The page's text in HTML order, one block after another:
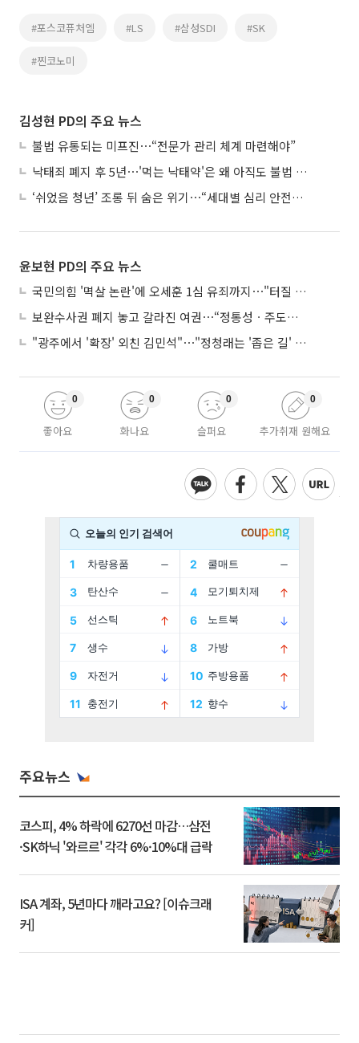
#포스코퓨처엠 #LS #삼성SDI #SK
#찐코노미
김성현 PD의 주요 뉴스
불법 유통되는 미프진⋯“전문가 관리 체계 마련해야”
낙태죄 폐지 후 5년⋯'먹는 낙태약'은 왜 아직도 불법 유통되나
‘쉬었음 청년’ 조롱 뒤 숨은 위기⋯“세대별 심리 안전망 시급”
윤보현 PD의 주요 뉴스
국민의힘 '멱살 논란'에 오세훈 1심 유죄까지⋯"터질 게 터졌다"
보완수사권 폐지 놓고 갈라진 여권⋯“정통성ㆍ주도권 싸움”
"광주에서 '확장' 외친 김민석"⋯"정청래는 '좁은 길' 선택"
좋아요
0
화나요
0
슬퍼요
0
추가취재 원해요
0
주요뉴스
코스피, 4% 하락에 6270선 마감…삼전
·SK하닉 '와르르' 각각 6%·10%대 급락
ISA 계좌, 5년마다 깨라고요? [이슈크래
커]